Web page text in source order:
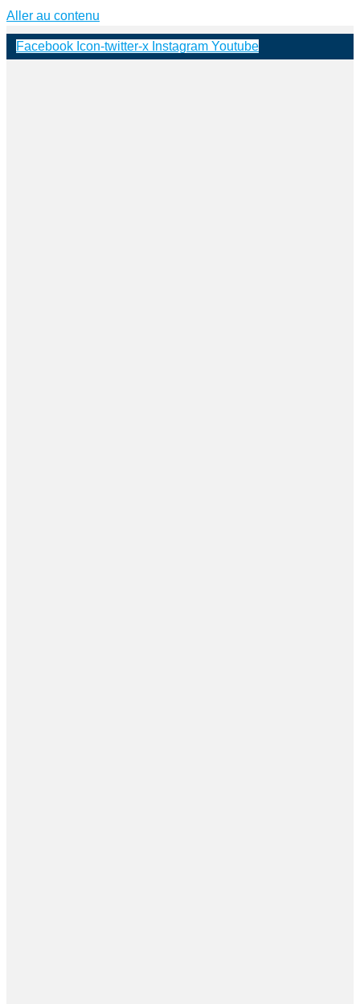
Aller au contenu
Facebook Icon-twitter-x Instagram Youtube